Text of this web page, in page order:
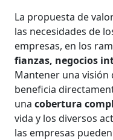
La propuesta de
las necesidades de
empresas, en los
fianzas, negocios
Mantener una
beneficia
unacobertura
vida y los diversos
las empresas